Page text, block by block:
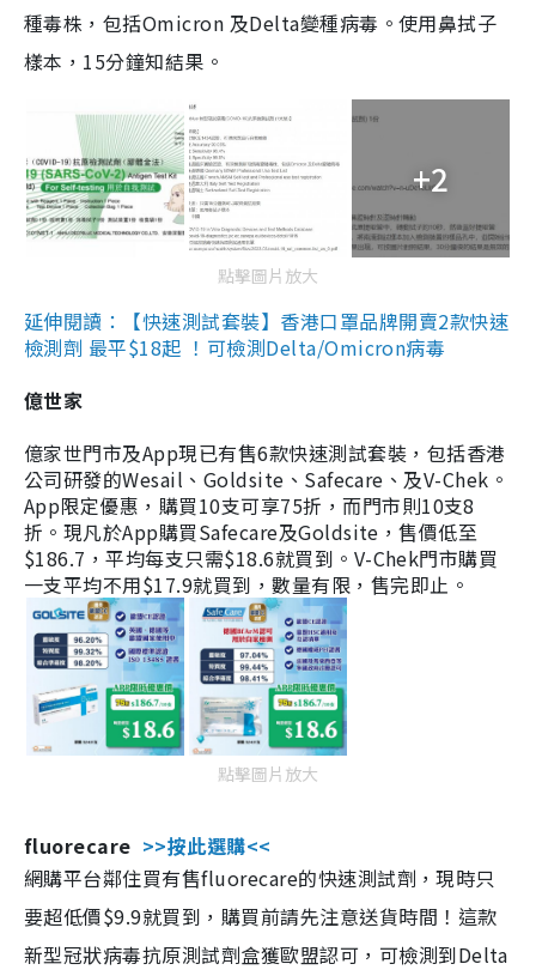
種毒株，包括Omicron 及Delta變種病毒。使用鼻拭子
樣本，15分鐘知結果。
+2
點擊圖片放大
延伸閱讀：【快速測試套裝】香港口罩品牌開賣2款快速
檢測劑 最平$18起 ！可檢測Delta/Omicron病毒
億世家
億家世門市及App現已有售6款快速測試套裝，包括香港
公司研發的Wesail、Goldsite、Safecare、及V-Chek。
App限定優惠，購買10支可享75折，而門市則10支8
折。現凡於App購買Safecare及Goldsite，售價低至
$186.7，平均每支只需$18.6就買到。V-Chek門市購買
一支平均不用$17.9就買到，數量有限，售完即止。
點擊圖片放大
fluorecare >>按此選購<<
網購平台鄰住買有售fluorecare的快速測試劑，現時只
要超低價$9.9就買到，購買前請先注意送貨時間！這款
新型冠狀病毒抗原測試劑盒獲歐盟認可，可檢測到Delta